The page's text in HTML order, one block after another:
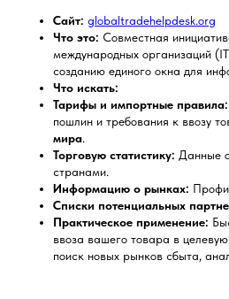
Сайт: globaltradehelpdesk.org
Что это: Совместная
международных организаций
созданию единого окна для
Что искать:
Тарифы и импортные правила:
пошлин и требования к ввозу
мира.
Торговую статистику: Данные
странами.
Информацию о рынках:
Списки потенциальных
Практическое применение:
ввоза вашего товара в
поиск новых рынков сбыта,